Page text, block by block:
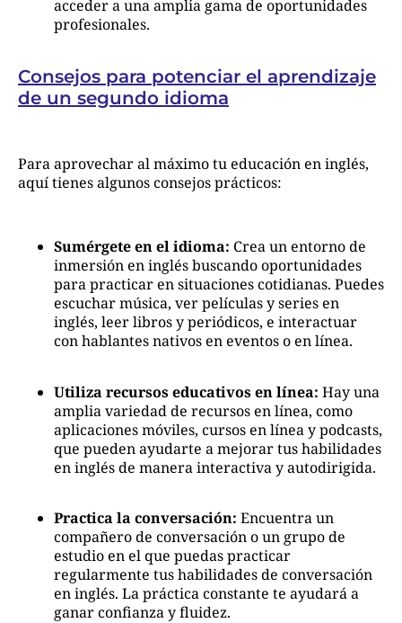
acceder a una amplia gama de oportunidades
profesionales.
Consejos para potenciar el aprendizaje
de un segundo idioma
Para aprovechar al máximo tu educación en inglés,
aquí tienes algunos consejos prácticos:
Sumérgete en el idioma: Crea un entorno de
inmersión en inglés buscando oportunidades
para practicar en situaciones cotidianas. Puedes
escuchar música, ver películas y series en
inglés, leer libros y periódicos, e interactuar
con hablantes nativos en eventos o en línea.
Utiliza recursos educativos en línea: Hay una
amplia variedad de recursos en línea, como
aplicaciones móviles, cursos en línea y podcasts,
que pueden ayudarte a mejorar tus habilidades
en inglés de manera interactiva y autodirigida.
Practica la conversación: Encuentra un
compañero de conversación o un grupo de
estudio en el que puedas practicar
regularmente tus habilidades de conversación
en inglés. La práctica constante te ayudará a
ganar confianza y fluidez.